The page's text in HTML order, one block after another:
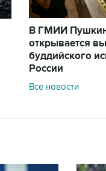
В ГМИИ
открывается
буддийского
России
Все новости